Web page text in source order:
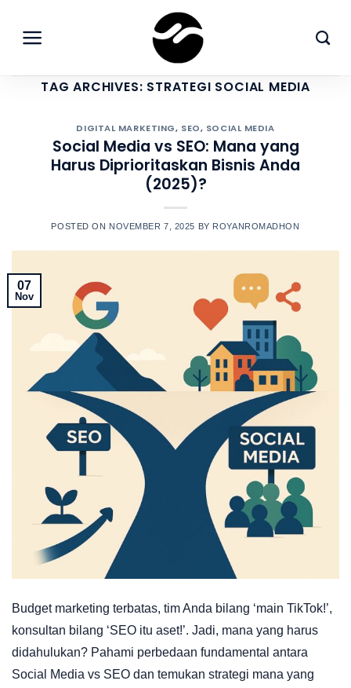
content
TAG ARCHIVES: STRATEGI SOCIAL MEDIA
DIGITAL MARKETING, SEO, SOCIAL MEDIA
Social Media vs SEO: Mana yang
Harus Diprioritaskan Bisnis Anda
(2025)?
POSTED ON NOVEMBER 7, 2025 BY ROYANROMADHON
07
Nov
Budget marketing terbatas, tim Anda bilang ‘main TikTok!’,
konsultan bilang ‘SEO itu aset!’. Jadi, mana yang harus
didahulukan? Pahami perbedaan fundamental antara
Social Media vs SEO dan temukan strategi mana yang